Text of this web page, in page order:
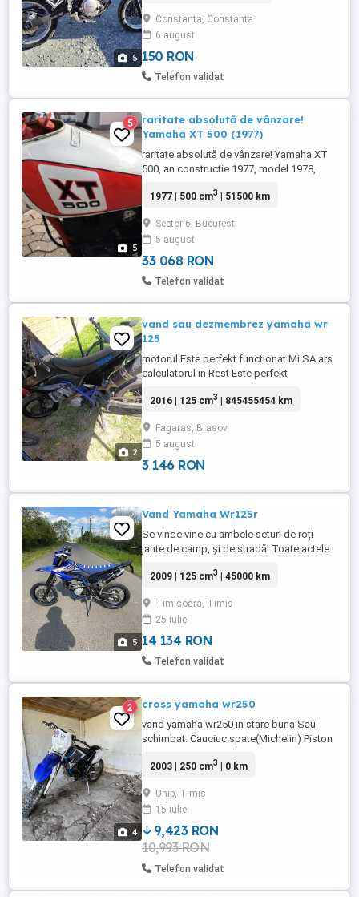
5
electrică completă, carenaj original în
stare bună, carburator, evacuare
completă, motor original Yamaha cu ...
Constanta, Constanta
6 august
150 RON
Telefon validat
5
5
raritate absolută de vânzare!
Yamaha XT 500 (1977)
raritate absolută de vânzare! Yamaha XT
500, an constructie 1977, model 1978,
Importat privat din Bavaria în 2022; acte
motorul a fost schimbat de la un
proprietar anterior (înscris în acte!);
convertit la sistem ...
1977 | 500 cm3 | 51500 km
Sector 6, Bucuresti
5 august
33 068 RON
Telefon validat
2
vand sau dezmembrez yamaha wr
125
motorul Este perfekt functionat Mi SA ars
calculatorul in Rest Este perfekt
2016 | 125 cm3 | 845455454 km
Fagaras, Brasov
5 august
3 146 RON
5
Vand Yamaha Wr125r
Se vinde vine cu ambele seturi de roți
jante de camp, și de stradă! Toate actele
COMPLET DE LA 0 la 40k km An fabricație:
supermoto( Jantele pe kleinezagen sunt
350-400 ) !! , Furci fata servisate, Kit lanț ca
nou ( dau un set ...
2009 | 125 cm3 | 45000 km
Timisoara, Timis
25 iulie
14 134 RON
Telefon validat
4
2 cross yamaha wr250
vand yamaha wr250 in stare buna Sau
schimbat: Cauciuc spate(Michelin) Piston
pinioane Pentru alte detalii la nr de tel.
2003 | 250 cm3 | 0 km
Unip, Timis
15 iulie
9,423 RON
10,993 RON
Telefon validat